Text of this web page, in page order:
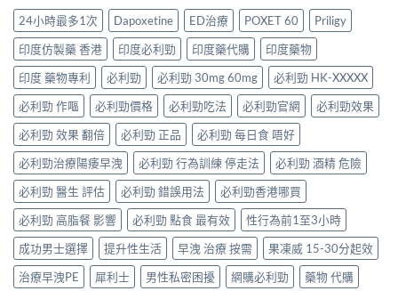
與
療
效
評
估〉
中
用
條
件、
風
險
與
安
全
指
南〉
中
何
同
時
解
決
勃
起
功
能
障
礙
與
早
洩〉
中
夠？
破
解
「劑
量
尷
尬」
的
三
種
解
法
與
替
代
方
案〉
中
完
整
解
析：
雙
效
果
凍
威、
西
地
那
非
＋
達
泊
西
汀
一
24小時最多1次 Dapoxetine ED治療 POXET 60
Priligy
印度仿製藥 香港
印度必利勁 印度藥代購
印度藥物
印度 藥物專利
必利勁 必利勁 30mg 60mg
必利勁 HK-XXXXX
必利勁 作嘔
必利勁價格 必利勁吃法 必利勁官網
必利勁效果
必利勁 效果 翻倍
必利勁 正品
必利勁 每日食 唔好
必利勁治療陽痿早洩
必利勁 行為訓練 停走法
必利勁 酒精 危險
必利勁 醫生 評估
必利勁 錯誤用法
必利勁香港哪買
必利勁 高脂餐 影響
必利勁 點食 最有效
性行為前1至3小時
成功男士選擇
提升性生活 早洩 治療 按需
果凍威 15-30分起效
治療早洩PE
犀利士 男性私密困擾 網購必利勁
藥物 代購